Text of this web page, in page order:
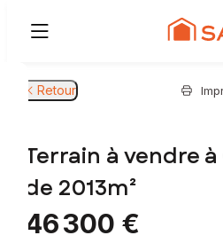
Retour
Terrain à vendre à
de 2013m²
46 300 €